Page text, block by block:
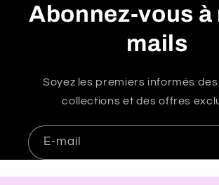
Abonnez-vous à
mails
Soyez les premiers informés
collections et des offres
E-mail